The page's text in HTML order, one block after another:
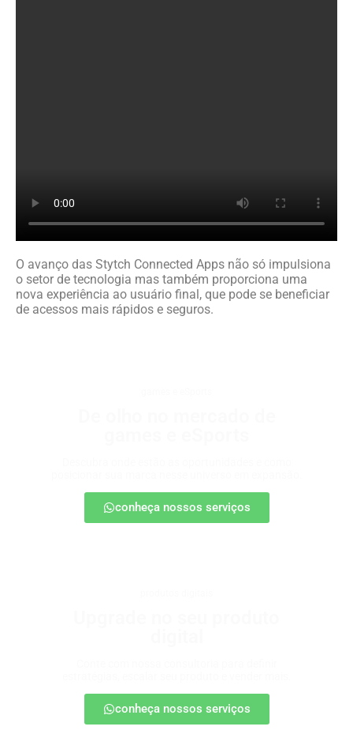
O avanço das Stytch Connected Apps não só impulsiona
o setor de tecnologia mas também proporciona uma
nova experiência ao usuário final, que pode se beneficiar
de acessos mais rápidos e seguros.
conheça nossos serviços
conheça nossos serviços